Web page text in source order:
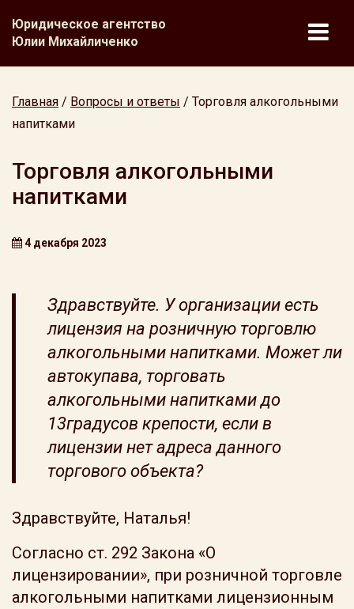
Юридическое агентство
Юлии Михайличенко
Главная / Вопросы и ответы / Торговля алкогольными
напитками
Торговля алкогольными
напитками
4 декабря 2023
Здравствуйте. У организации есть
лицензия на розничную торговлю
алкогольными напитками. Может ли
автокупава, торговать
алкогольными напитками до
13градусов крепости, если в
лицензии нет адреса данного
торгового объекта?
Здравствуйте, Наталья!
Согласно ст. 292 Закона «О
лицензировании», при розничной торговле
алкогольными напитками лицензионным